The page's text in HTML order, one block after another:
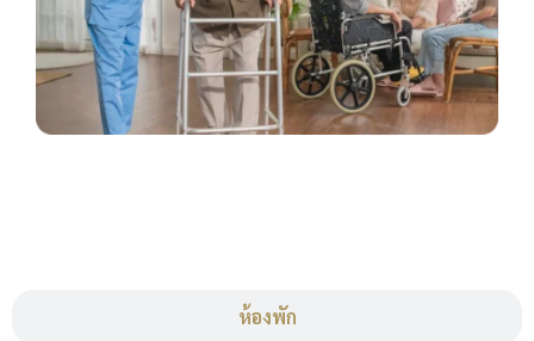
ห้องพัก